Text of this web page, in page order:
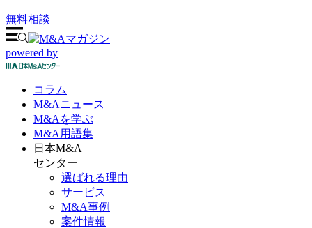
無料相談
powered by
コラム
M&Aニュース
M&Aを学ぶ
M&A 用語集
日本M&A
センター
選ばれる理由
サービス
M&A事例
案件情報